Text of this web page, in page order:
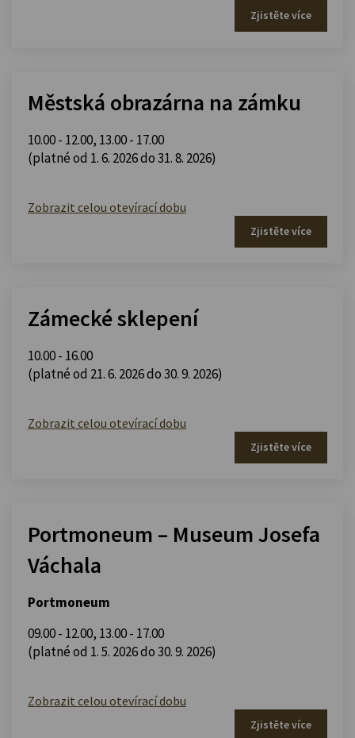
Zjistěte více
Městská obrazárna na zámku
10.00 - 12.00, 13.00 - 17.00
(platné od 1. 6. 2026 do 31. 8. 2026)
Zobrazit celou otevírací dobu
Zjistěte více
Zámecké sklepení
10.00 - 16.00
(platné od 21. 6. 2026 do 30. 9. 2026)
Zobrazit celou otevírací dobu
Zjistěte více
Portmoneum – Museum Josefa
Váchala
Portmoneum
09.00 - 12.00, 13.00 - 17.00
(platné od 1. 5. 2026 do 30. 9. 2026)
Zobrazit celou otevírací dobu
Zjistěte více